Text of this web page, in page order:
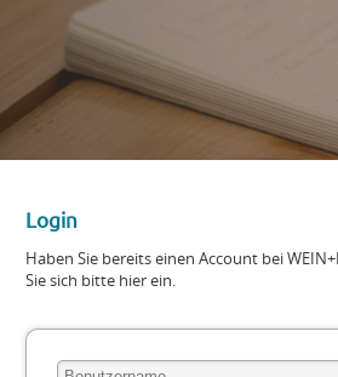
Login
Haben Sie bereits einen Account bei
Sie sich bitte hier ein.